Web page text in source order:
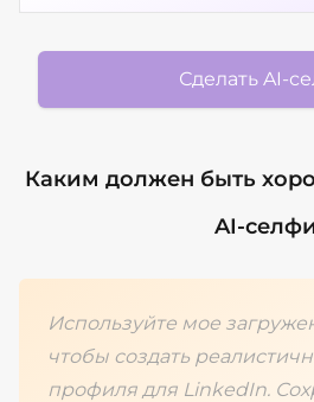
Сделать AI-
Каким должен быть
AI-
Используйте мое
чтобы создать
профиля для LinkedIn.